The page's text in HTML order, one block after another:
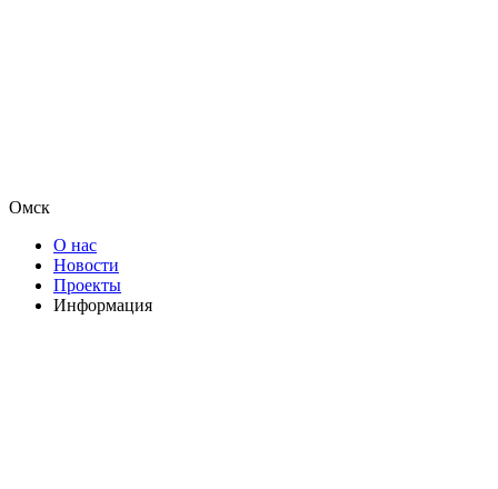
Омск
О нас
Новости
Проекты
Информация